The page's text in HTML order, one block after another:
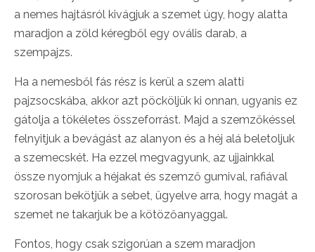
a nemes hajtásról kivágjuk a szemet úgy, hogy alatta
maradjon a zöld kéregből egy ovális darab, a
szempajzs.
Ha a nemesből fás rész is kerül a szem alatti
pajzsocskába, akkor azt pöcköljük ki onnan, ugyanis ez
gátolja a tökéletes összeforrást. Majd a szemzőkéssel
felnyitjuk a bevágást az alanyon és a héj alá beletoljuk
a szemecskét. Ha ezzel megvagyunk, az ujjainkkal
össze nyomjuk a héjakat és szemző gumival, rafiával
szorosan bekötjük a sebet, ügyelve arra, hogy magát a
szemet ne takarjuk be a kötözőanyaggal.
Fontos, hogy csak szigorúan a szem maradjon